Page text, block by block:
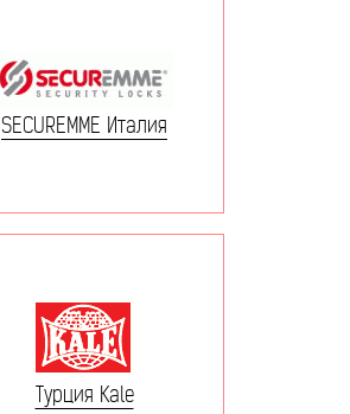
SECUREMME Италия
Турция Kale